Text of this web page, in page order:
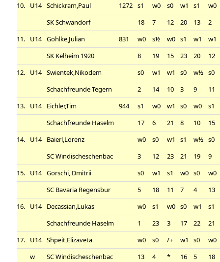
10.
U14 Schickram,Paul 1272 s1 w0 s0 w1 s1
w0
SK Schwandorf
18 7 12 20 13
2
11.
U14 Gohlke,Julian 831 w0 s½ w0 s1 w1
w1
SK Kelheim 1920
8 19 15 23 20
12
12.
U14 Swientek,Nikodem s0 w1 w1 s0 w½ s0
Schachfreunde Tegern
2 14 10 3 9
11
13.
U14 Eichler,Tim 944 s1 w0 w1 s0 w0
s1
Schachfreunde Haselm
17 6 21 8 10
15
14.
U14 Baierl,Lorenz w0 s0 w1 s1 w½ s0
SC Windischeschenbac
3 12 23 21 19
9
15.
U14 Gorschi, Dmitrii s0 w1 s1 w0 s0
w0
SC Bavaria Regensbur
5 18 11 7 4
13
16.
U14 Decassian,Lukas w0 s1 w0 s0 w1
s1
Schachfreunde Haselm
1 23 3 17 22
21
17.
U14 Shpeit,Elizaveta w0 s0 /+ w1 s0
w0
w
SC Windischeschenbac 13 4 * 16 5 18